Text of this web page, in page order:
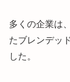
多くの企業は
たブレンデッ
した。